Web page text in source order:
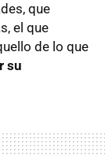
que
el que
de lo que
su